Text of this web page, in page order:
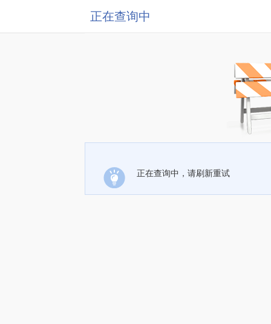
正在查询中
正在查询中，请刷新重试